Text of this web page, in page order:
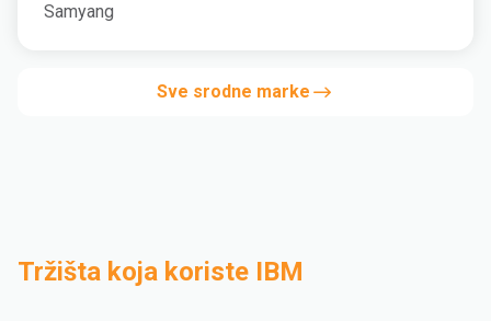
Samyang
Sve srodne marke
Tržišta koja koriste IBM